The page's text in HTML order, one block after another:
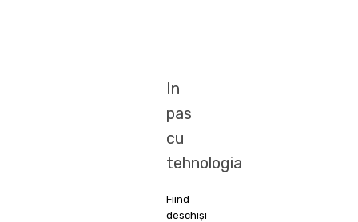
In
pas
cu
tehnologia
Fiind
deschiși